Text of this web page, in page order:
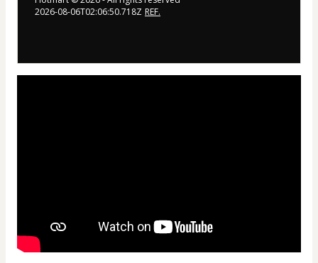
2026-08-06T02:06:50.718Z REF.